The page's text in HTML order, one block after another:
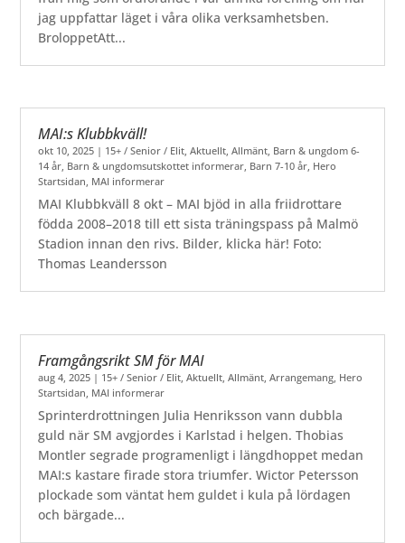
jag uppfattar läget i våra olika verksamhetsben.
BroloppetAtt...
MAI:s Klubbkväll!
okt 10, 2025 | 15+ / Senior / Elit,Aktuellt,Allmänt, Barn & ungdom 6-
14 år, Barn & ungdomsutskottet informerar, Barn 7-10 år, Hero
Startsidan, MAI informerar
MAI Klubbkväll 8 okt – MAI bjöd in alla friidrottare
födda 2008–2018 till ett sista träningspass på Malmö
Stadion innan den rivs. Bilder, klicka här! Foto:
Thomas Leandersson
Framgångsrikt SM för MAI
aug 4, 2025 | 15+ / Senior / Elit ,Aktuellt ,Allmänt ,Arrangemang Hero
Startsidan MAI informerar
Sprinterdrottningen Julia Henriksson vann dubbla
guld när SM avgjordes i Karlstad i helgen. Thobias
Montler segrade programenligt i längdhoppet medan
MAI:s kastare firade stora triumfer. Wictor Petersson
plockade som väntat hem guldet i kula på lördagen
och bärgade...